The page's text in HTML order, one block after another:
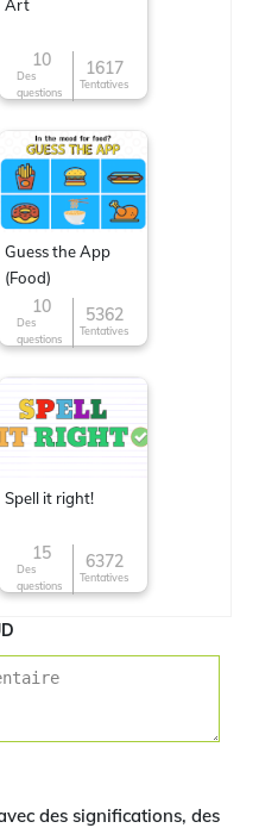
Art
10
Des
questions
1617
Tentatives
Guess the App
(Food)
10
Des
questions
5362
Tentatives
Spell it right!
15
Des
questions
6372
Tentatives
des significations, des